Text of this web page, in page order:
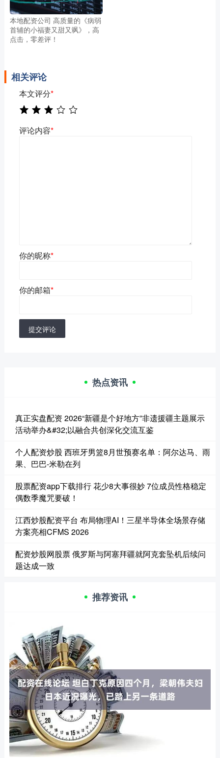
本地配资公司 高质量的《病弱
首辅的小福妻又甜又飒》，高
点击，零差评！
相关评论
本文评分*
评论内容*
你的昵称*
你的邮箱*
提交评论
热点资讯
真正实盘配资 2026“新疆是个好地方”非遗援疆主题展示
活动举办&#32;以融合共创深化交流互鉴
个人配资炒股 西班牙男篮8月世预赛名单：阿尔达马、雨
果、巴巴-米勒在列
股票配资app下载排行 花少8大事很妙 7位成员性格稳定
偶数季魔咒要破！
江西炒股配资平台 布局物理AI！三星半导体全场景存储
方案亮相CFMS 2026
配资炒股网股票 俄罗斯与阿塞拜疆就阿克套坠机后续问
题达成一致
推荐资讯